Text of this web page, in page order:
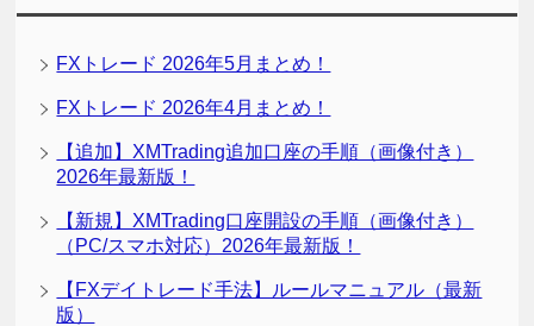
FXトレード 2026年5月まとめ！
FXトレード 2026年4月まとめ！
【追加】XMTrading追加口座の手順（画像付き）
2026年最新版！
【新規】XMTrading口座開設の手順（画像付き）
（PC/スマホ対応）2026年最新版！
【FXデイトレード手法】ルールマニュアル（最新
版）